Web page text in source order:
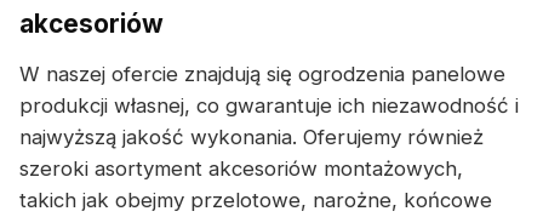
akcesoriów
W naszej ofercie znajdują się ogrodzenia panelowe
produkcji własnej, co gwarantuje ich niezawodność i
najwyższą jakość wykonania. Oferujemy również
szeroki asortyment akcesoriów montażowych,
takich jak obejmy przelotowe, narożne, końcowe